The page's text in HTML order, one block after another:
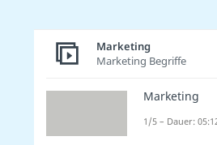
Marketing
Marketing Begriffe
Marketing
1/5 – Dauer: